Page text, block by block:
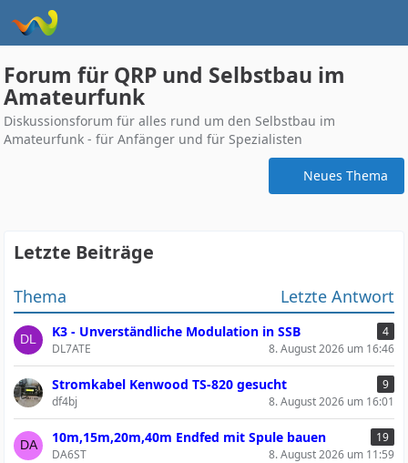
Forum für QRP und Selbstbau im
Amateurfunk
Diskussionsforum für alles rund um den Selbstbau im
Amateurfunk - für Anfänger und für Spezialisten
Neues Thema
Letzte Beiträge
Thema Letzte Antwort
K3 - Unverständliche Modulation in SSB
4
DL7ATE
8. August 2026 um 16:46
Stromkabel Kenwood TS-820 gesucht
9
df4bj
8. August 2026 um 16:01
10m,15m,20m,40m Endfed mit Spule bauen
19
DA6ST
8. August 2026 um 11:59